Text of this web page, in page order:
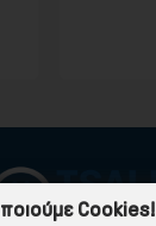
Cookies!